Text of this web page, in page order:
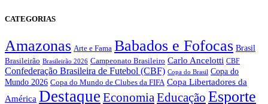
CATEGORIAS
Amazonas Arte e Fama Babados e Fofocas Brasil
Brasileirão Brasileirão 2026 Campeonato Brasileiro Carlo Ancelotti CBF
Confederação Brasileira de Futebol (CBF) Copa do Brasil Copa do
Mundo 2026 Copa do Mundo de Clubes da FIFA Copa Libertadores da
América Destaque EconomiaEducação Esporte